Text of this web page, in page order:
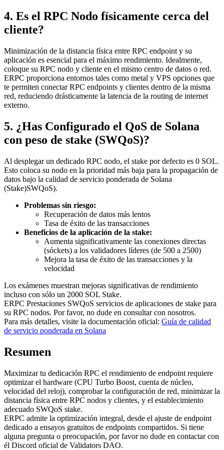
4. Es el RPC Nodo físicamente cerca del
cliente?
Minimización de la distancia física entre RPC endpoint y su
aplicación es esencial para el máximo rendimiento. Idealmente,
coloque su RPC nodo y cliente en el mismo centro de datos o red.
ERPC proporciona entornos tales como metal y VPS opciones que
te permiten conectar RPC endpoints y clientes dentro de la misma
red, reduciendo drásticamente la latencia de la routing de internet
externo.
5. ¿Has Configurado el QoS de Solana
con peso de stake (SWQoS)?
Al desplegar un dedicado RPC nodo, el stake por defecto es 0 SOL.
Esto coloca su nodo en la prioridad más baja para la propagación de
datos bajo la calidad de servicio ponderada de Solana
(Stake)SWQoS).
Problemas sin riesgo:
Recuperación de datos más lentos
Tasa de éxito de las transacciones
Beneficios de la aplicación de la stake:
Aumenta significativamente las conexiones directas
(sóckets) a los validadores líderes (de 500 a 2500)
Mejora la tasa de éxito de las transacciones y la
velocidad
Los exámenes muestran mejoras significativas de rendimiento
incluso con sólo un 2000 SOL Stake.
ERPC Prestaciones SWQoS servicios de aplicaciones de stake para
su RPC nodos. Por favor, no dude en consultar con nosotros.
Para más detalles, visite la documentación oficial: Guía de calidad
de servicio ponderada en Solana
Resumen
Maximizar tu dedicación RPC el rendimiento de endpoint requiere
optimizar el hardware (CPU Turbo Boost, cuenta de núcleo,
velocidad del reloj), comprobar la configuración de red, minimizar la
distancia física entre RPC nodos y clientes, y el establecimiento
adecuado SWQoS stake.
ERPC admite la optimización integral, desde el ajuste de endpoint
dedicado a ensayos gratuitos de endpoints compartidos. Si tiene
alguna pregunta o preocupación, por favor no dude en contactar con
él Discord oficial de Validators DAO.